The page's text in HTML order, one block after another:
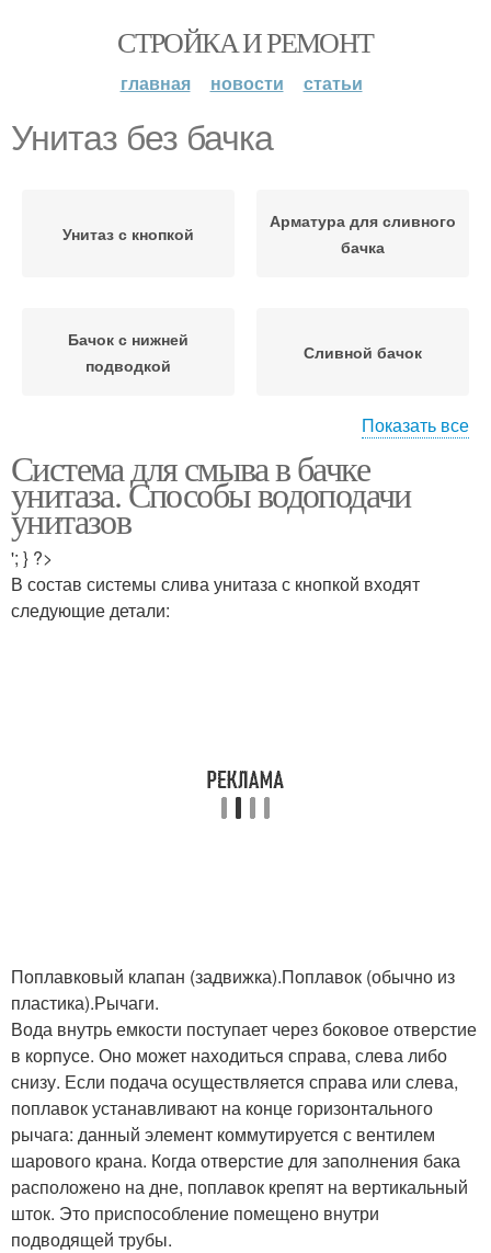
СТРОЙКА И РЕМОНТ
главная новости статьи
Унитаз без бачка
Унитаз с кнопкой
Арматура для сливного
бачка
Бачок с нижней
подводкой
Сливной бачок
Смыв для унитаза Смывание для унитаза
Сливные бачки Бачки с кнопкой
Показать все
Система для смыва в бачке
унитаза. Способы водоподачи
унитазов
'; } ?>
В состав системы слива унитаза с кнопкой входят
следующие детали:
Поплавковый клапан (задвижка).Поплавок (обычно из
пластика).Рычаги.
Вода внутрь емкости поступает через боковое отверстие
в корпусе. Оно может находиться справа, слева либо
снизу. Если подача осуществляется справа или слева,
поплавок устанавливают на конце горизонтального
рычага: данный элемент коммутируется с вентилем
шарового крана. Когда отверстие для заполнения бака
расположено на дне, поплавок крепят на вертикальный
шток. Это приспособление помещено внутри
подводящей трубы.